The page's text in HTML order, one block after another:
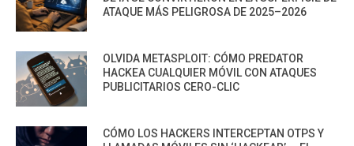
ATAQUE MÁS PELIGROSA DE 2025–2026
OLVIDA METASPLOIT: CÓMO PREDATOR
HACKEA CUALQUIER MÓVIL CON ATAQUES
PUBLICITARIOS CERO-CLIC
CÓMO LOS HACKERS INTERCEPTAN OTPS Y